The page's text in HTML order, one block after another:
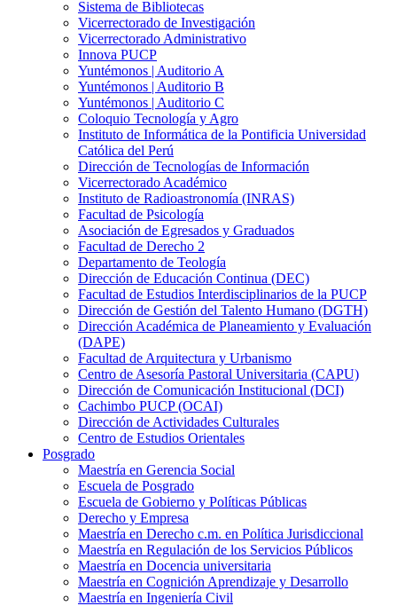
Sistema de Bibliotecas
Vicerrectorado de Investigación
Vicerrectorado Administrativo
Innova PUCP
Yuntémonos | Auditorio A
Yuntémonos | Auditorio B
Yuntémonos | Auditorio C
Coloquio Tecnología y Agro
Instituto de Informática de la Pontificia Universidad
Católica del Perú
Dirección de Tecnologías de Información
Vicerrectorado Académico
Instituto de Radioastronomía (INRAS)
Facultad de Psicología
Asociación de Egresados y Graduados
Facultad de Derecho 2
Departamento de Teología
Dirección de Educación Continua (DEC)
Facultad de Estudios Interdisciplinarios de la PUCP
Dirección de Gestión del Talento Humano (DGTH)
Dirección Académica de Planeamiento y Evaluación
(DAPE)
Facultad de Arquitectura y Urbanismo
Centro de Asesoría Pastoral Universitaria (CAPU)
Dirección de Comunicación Institucional (DCI)
Cachimbo PUCP (OCAI)
Dirección de Actividades Culturales
Centro de Estudios Orientales
Posgrado
Maestría en Gerencia Social
Escuela de Posgrado
Escuela de Gobierno y Políticas Públicas
Derecho y Empresa
Maestría en Derecho c.m. en Política Jurisdiccional
Maestría en Regulación de los Servicios Públicos
Maestría en Docencia universitaria
Maestría en Cognición Aprendizaje y Desarrollo
Maestría en Ingeniería Civil